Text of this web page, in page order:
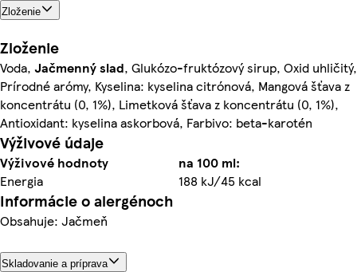
Zloženie
Zloženie
Voda, Jačmenný slad, Glukózo-fruktózový sirup, Oxid uhličitý,
Prírodné arómy, Kyselina: kyselina citrónová, Mangová šťava z
koncentrátu (0, 1%), Limetková šťava z koncentrátu (0, 1%),
Antioxidant: kyselina askorbová, Farbivo: beta-karotén
Výživové údaje
Výživové hodnoty
na 100 ml:
Energia
188 kJ/45 kcal
Informácie o alergénoch
Obsahuje: Jačmeň
Skladovanie a príprava